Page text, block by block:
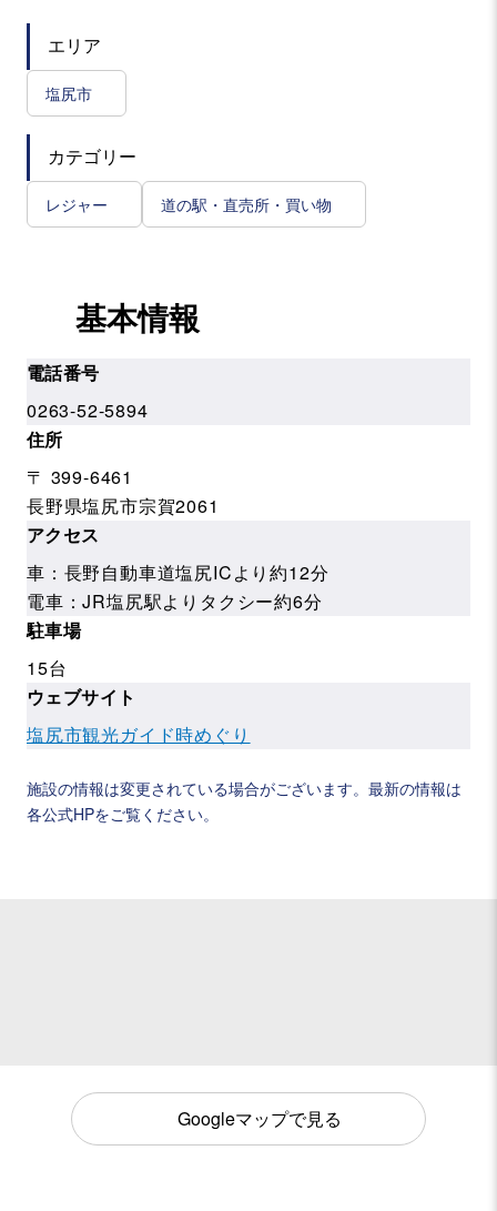
エリア
塩尻市
カテゴリー
レジャー 道の駅・直売所・買い物
基本情報
電話番号
0263-52-5894
住所
〒 399-6461
長野県塩尻市宗賀2061
アクセス
車：長野自動車道塩尻ICより約12分
電車：JR塩尻駅よりタクシー約6分
駐車場
15台
ウェブサイト
塩尻市観光ガイド時めぐり
施設の情報は変更されている場合がございます。最新の情報は
各公式HPをご覧ください。
Googleマップで見る